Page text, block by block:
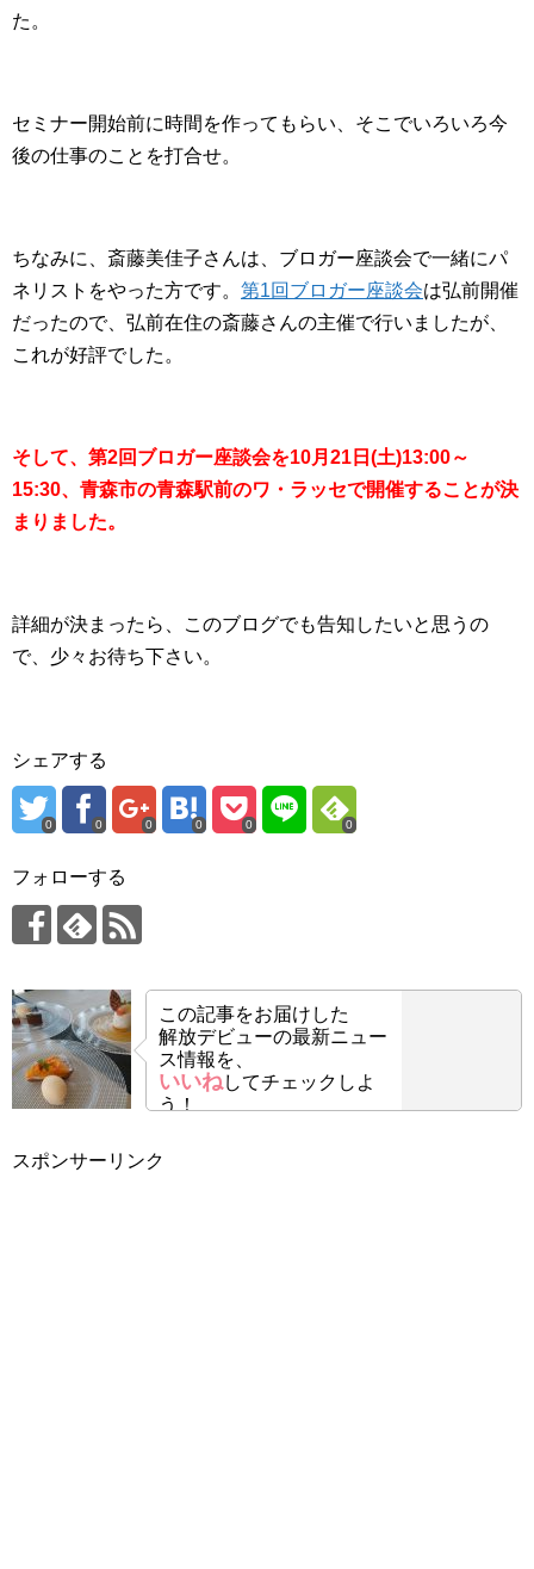
た。
セミナー開始前に時間を作ってもらい、そこでいろいろ今
後の仕事のことを打合せ。
ちなみに、斎藤美佳子さんは、ブロガー座談会で一緒にパ
ネリストをやった方です。 第1回ブロガー座談会は弘前開催
だったので、弘前在住の斎藤さんの主催で行いましたが、
これが好評でした。
そして、第2回ブロガー座談会を10月21日(土)13:00～
15:30、青森市の青森駅前のワ・ラッセで開催することが決
まりました。
詳細が決まったら、このブログでも告知したいと思うの
で、少々お待ち下さい。
シェアする
0 0 0 0 0 0
フォローする
この記事をお届けした
解放デビューの最新ニュー
ス情報を、
いいねしてチェックしよ
う！
スポンサーリンク